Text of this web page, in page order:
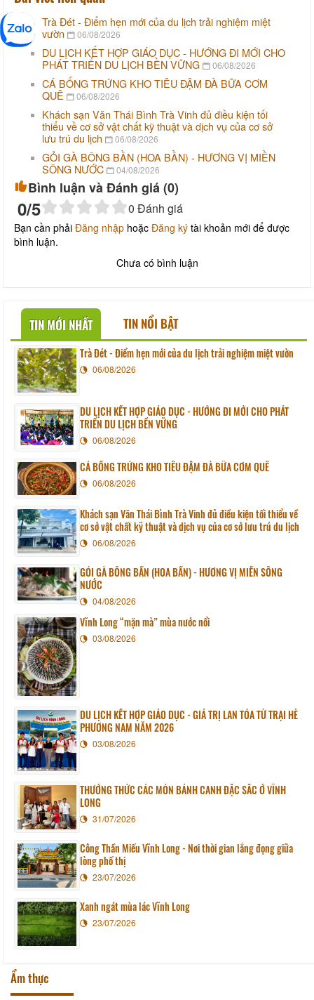
Trà Đét - Điểm hẹn mới của du lịch trải nghiệm miệt
vườn
06/08/2026
DU LỊCH KẾT HỢP GIÁO DỤC - HƯỚNG ĐI MỚI CHO
PHÁT TRIỂN DU LỊCH BỀN VỮNG
06/08/2026
CÁ BỐNG TRỨNG KHO TIÊU ĐẬM ĐÀ BỮA CƠM
QUÊ
06/08/2026
Khách sạn Văn Thái Bình Trà Vinh đủ điều kiện tối
thiểu về cơ sở vật chất kỹ thuật và dịch vụ của cơ sở
lưu trú du lịch
06/08/2026
GỎI GÀ BÔNG BẦN (HOA BẦN) - HƯƠNG VỊ MIỀN
SÔNG NƯỚC
04/08/2026
Bình luận và Đánh giá (0)
0/5 0 Đánh giá
Bạn cần phải Đăng nhập hoặc Đăng ký tài khoản mới để được
bình luận.
Chưa có bình luận
TIN MỚI NHẤT TIN NỔI BẬT
Trà Đét - Điểm hẹn mới của du lịch trải nghiệm miệt vườn
06/08/2026
DU LỊCH KẾT HỢP GIÁO DỤC - HƯỚNG ĐI MỚI CHO PHÁT
TRIỂN DU LỊCH BỀN VỮNG
06/08/2026
CÁ BỐNG TRỨNG KHO TIÊU ĐẬM ĐÀ BỮA CƠM QUÊ
06/08/2026
Khách sạn Văn Thái Bình Trà Vinh đủ điều kiện tối thiểu về
cơ sở vật chất kỹ thuật và dịch vụ của cơ sở lưu trú du lịch
06/08/2026
GỎI GÀ BÔNG BẦN (HOA BẦN) - HƯƠNG VỊ MIỀN SÔNG
NƯỚC
04/08/2026
Vĩnh Long “mặn mà” mùa nước nổi
03/08/2026
DU LỊCH KẾT HỢP GIÁO DỤC - GIÁ TRỊ LAN TỎA TỪ TRẠI HÈ
PHƯƠNG NAM NĂM 2026
03/08/2026
THƯỞNG THỨC CÁC MÓN BÁNH CANH ĐẶC SẮC Ở VĨNH
LONG
31/07/2026
Công Thần Miếu Vĩnh Long - Nơi thời gian lắng đọng giữa
lòng phố thị
23/07/2026
Xanh ngát mùa lác Vĩnh Long
23/07/2026
Ẩm thực